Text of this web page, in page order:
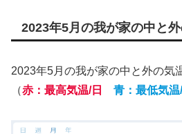
2023年5月の我が家の中と
2023年5月の我が家の中と外の気
（赤：最高気温/日 青：最低気温